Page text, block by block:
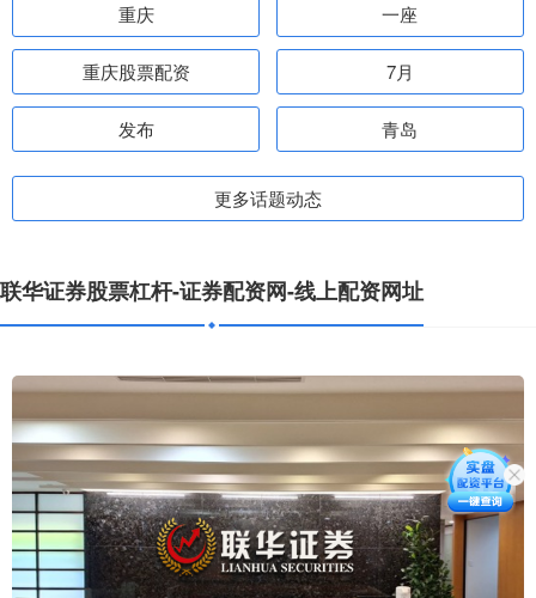
重庆 一座
重庆股票配资 7月
发布 青岛
更多话题动态
联华证券股票杠杆-证券配资网-线上配资网址